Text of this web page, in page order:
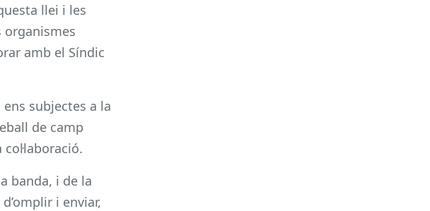
llei i les
amb el Síndic
subjectes a la
de camp
banda, i de la
i enviar,